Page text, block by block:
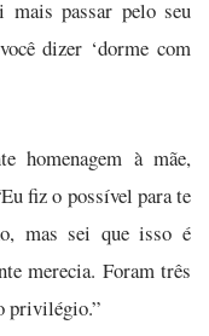
mais passar pelo seu
dizer ‘dorme com
homenagem à mãe,
fiz o possível para te
mas sei que isso é
merecia. Foram três
privilégio.”